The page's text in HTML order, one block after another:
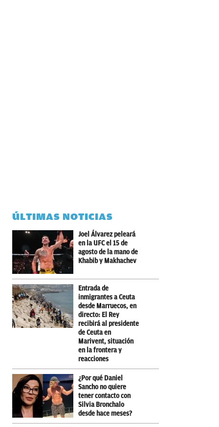
ÚLTIMAS NOTICIAS
Joel Álvarez peleará
en la UFC el 15 de
agosto de la mano de
Khabib y Makhachev
Entrada de
inmigrantes a Ceuta
desde Marruecos, en
directo: El Rey
recibirá al presidente
de Ceuta en
Marivent, situación
en la frontera y
reacciones
¿Por qué Daniel
Sancho no quiere
tener contacto con
Silvia Bronchalo
desde hace meses?